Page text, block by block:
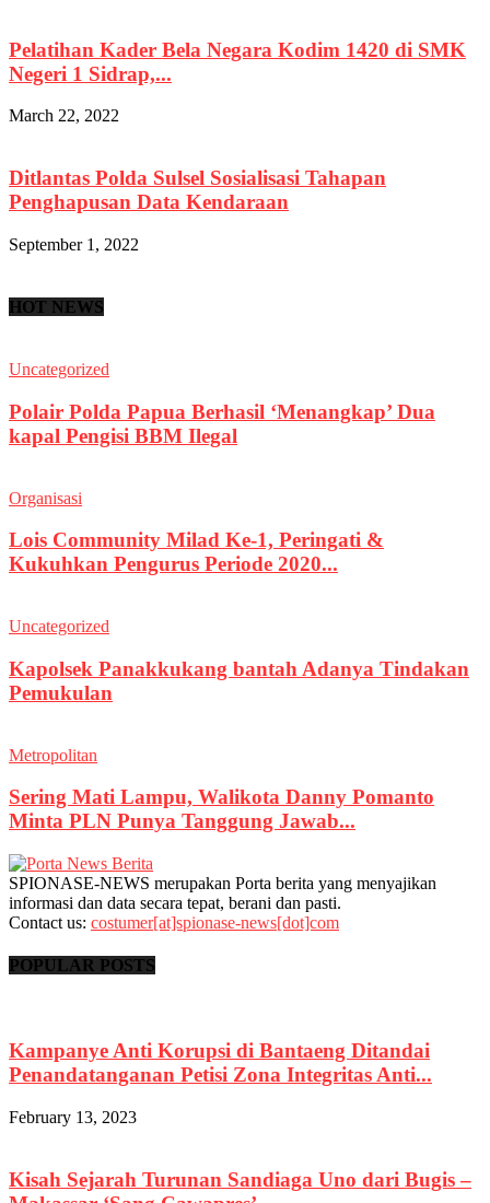
Pelatihan Kader Bela Negara Kodim 1420 di SMK
Negeri 1 Sidrap,...
March 22, 2022
Ditlantas Polda Sulsel Sosialisasi Tahapan
Penghapusan Data Kendaraan
September 1, 2022
HOT NEWS
Uncategorized
Polair Polda Papua Berhasil ‘Menangkap’ Dua
kapal Pengisi BBM Ilegal
Organisasi
Lois Community Milad Ke-1, Peringati &
Kukuhkan Pengurus Periode 2020...
Uncategorized
Kapolsek Panakkukang bantah Adanya Tindakan
Pemukulan
Metropolitan
Sering Mati Lampu, Walikota Danny Pomanto
Minta PLN Punya Tanggung Jawab...
SPIONASE-NEWS merupakan Porta berita yang menyajikan
informasi dan data secara tepat, berani dan pasti.
Contact us: costumer[at]spionase-news[dot]com
POPULAR POSTS
Kampanye Anti Korupsi di Bantaeng Ditandai
Penandatanganan Petisi Zona Integritas Anti...
February 13, 2023
Kisah Sejarah Turunan Sandiaga Uno dari Bugis –